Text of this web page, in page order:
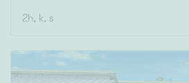
2h, k, s